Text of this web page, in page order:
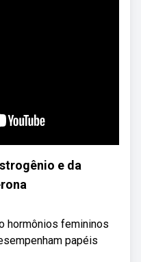
e da
hormônios femininos
papéis